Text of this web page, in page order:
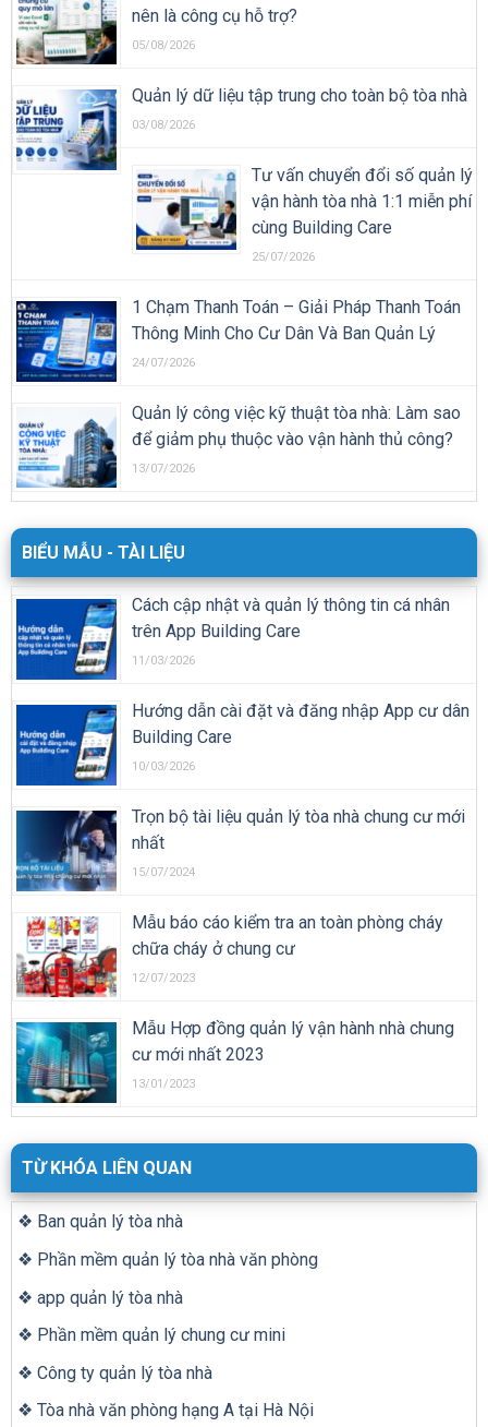
nên là công cụ hỗ trợ?
05/08/2026
Quản lý dữ liệu tập trung cho toàn bộ tòa nhà
03/08/2026
Tư vấn chuyển đổi số quản lý
vận hành tòa nhà 1:1 miễn phí
cùng Building Care
25/07/2026
1 Chạm Thanh Toán – Giải Pháp Thanh Toán
Thông Minh Cho Cư Dân Và Ban Quản Lý
24/07/2026
Quản lý công việc kỹ thuật tòa nhà: Làm sao
để giảm phụ thuộc vào vận hành thủ công?
13/07/2026
BIỂU MẪU - TÀI LIỆU
Cách cập nhật và quản lý thông tin cá nhân
trên App Building Care
11/03/2026
Hướng dẫn cài đặt và đăng nhập App cư dân
Building Care
10/03/2026
Trọn bộ tài liệu quản lý tòa nhà chung cư mới
nhất
15/07/2024
Mẫu báo cáo kiểm tra an toàn phòng cháy
chữa cháy ở chung cư
12/07/2023
Mẫu Hợp đồng quản lý vận hành nhà chung
cư mới nhất 2023
13/01/2023
TỪ KHÓA LIÊN QUAN
❖ Ban quản lý tòa nhà
❖ Phần mềm quản lý tòa nhà văn phòng
❖ app quản lý tòa nhà
❖ Phần mềm quản lý chung cư mini
❖ Công ty quản lý tòa nhà
❖ Tòa nhà văn phòng hạng A tại Hà Nội